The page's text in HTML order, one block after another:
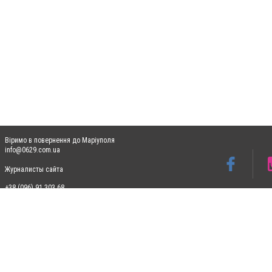
Віримо в повернення до Маріуполя
info@0629.com.ua
Журналисты сайта
+38 (096) 91 303 68